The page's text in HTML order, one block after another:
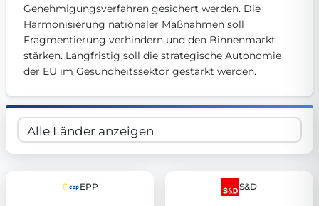
Genehmigungsverfahren gesichert werden. Die
Harmonisierung nationaler Maßnahmen soll
Fragmentierung verhindern und den Binnenmarkt
stärken. Langfristig soll die strategische Autonomie
der EU im Gesundheitssektor gestärkt werden.
EPP S&D